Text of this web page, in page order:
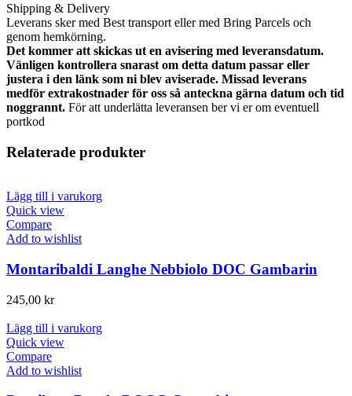
Shipping & Delivery
Leverans sker med Best transport eller med Bring Parcels och
genom hemkörning.
Det kommer att skickas ut en avisering med leveransdatum.
Vänligen kontrollera snarast om detta datum passar eller
justera i den länk som ni blev aviserade. Missad leverans
medför extrakostnader för oss så anteckna gärna datum och tid
noggrannt. För att underlätta leveransen ber vi er om eventuell
portkod
Relaterade produkter
Lägg till i varukorg
Quick view
Compare
Add to wishlist
Montaribaldi Langhe Nebbiolo DOC Gambarin
245,00 kr
Lägg till i varukorg
Quick view
Compare
Add to wishlist